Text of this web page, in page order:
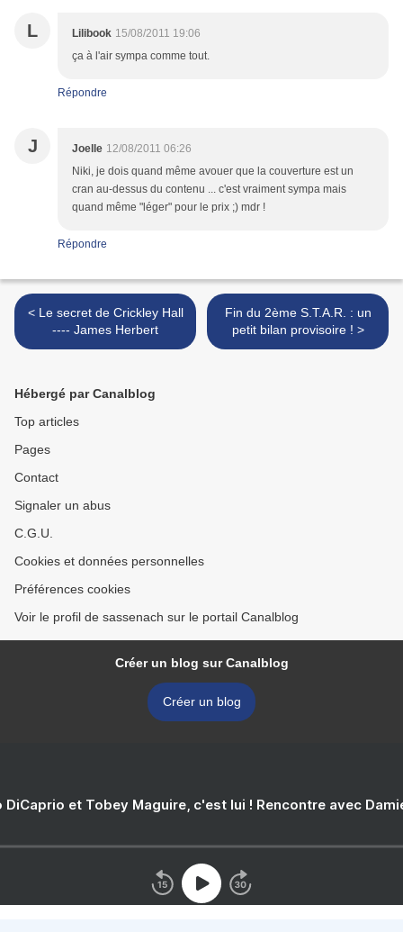
L Lilibook 15/08/2011 19:06
ça à l'air sympa comme tout.
Répondre
J Joelle 12/08/2011 06:26
Niki, je dois quand même avouer que la couverture est un
cran au-dessus du contenu ... c'est vraiment sympa mais
quand même "léger" pour le prix ;) mdr !
Répondre
< Le secret de Crickley Hall
---- James Herbert
Fin du 2ème S.T.A.R. : un
petit bilan provisoire ! >
Hébergé par Canalblog
Top articles
Pages
Contact
Signaler un abus
C.G.U.
Cookies et données personnelles
Préférences cookies
Voir le profil de sassenach sur le portail Canalblog
Créer un blog sur Canalblog
Créer un blog
DiCaprio et Tobey Maguire, c'est lui ! Rencontre avec